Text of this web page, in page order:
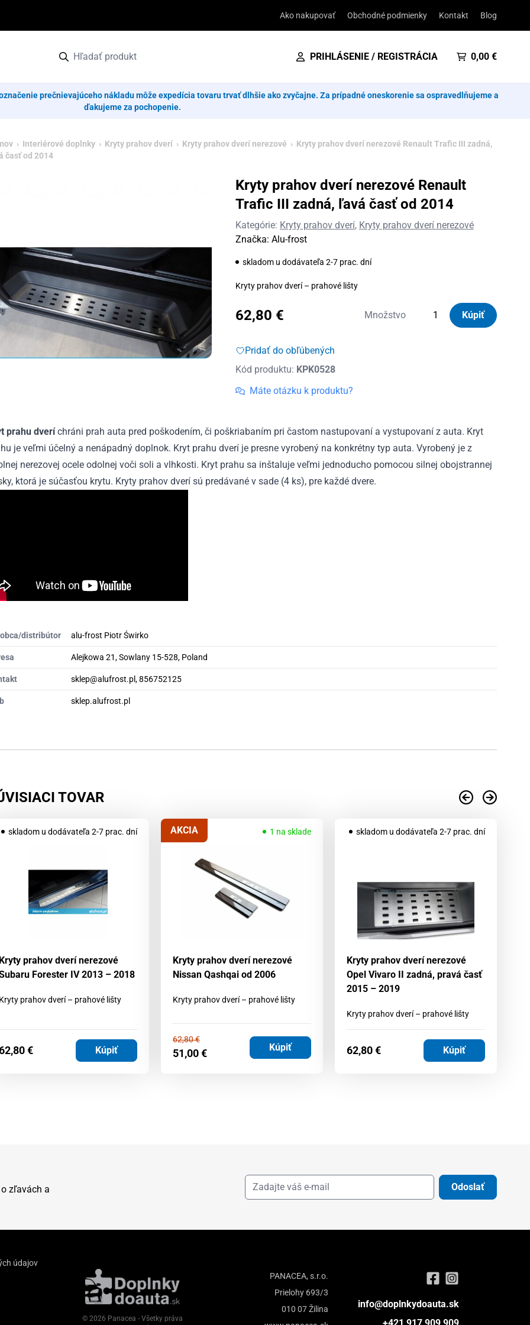
Ako nakupovať Obchodné podmienky Kontakt Blog
PRIHLÁSENIE / REGISTRÁCIA 0,00 €
prečnievajúceho nákladu môže expedícia tovaru trvať dlhšie ako zvyčajne. Za prípadné oneskorenie sa ospravedlňujeme a
ďakujeme za pochopenie.
› Interiérové doplnky › Kryty prahov dverí › Kryty prahov dverí nerezové › Kryty prahov dverí nerezové Renault Trafic III zadná,
časť od 2014
Kryty prahov dverí nerezové Renault
Trafic III zadná, ľavá časť od 2014
Kategórie: Kryty prahov dverí, Kryty prahov dverí nerezové
Značka: Alu-frost
skladom u dodávateľa 2-7 prac. dní
Kryty prahov dverí – prahové lišty
62,80 € Množstvo
množstvo
zadná,
ľavá
časť
od
2014
Kúpiť
Pridať do obľúbených
Kód produktu: KPK0528
Máte otázku k produktu?
prahu dveríchráni prah auta pred poškodením, či poškriabaním pri častom nastupovaní a vystupovaní z auta. Kryt
je veľmi účelný a nenápadný doplnok. Kryt prahu dverí je presne vyrobený na konkrétny typ auta. Vyrobený je z
nerezovej ocele odolnej voči soli a vlhkosti. Kryt prahu sa inštaluje veľmi jednoducho pomocou silnej obojstrannej
ktorá je súčasťou krytu. Kryty prahov dverí sú predávané v sade (4 ks), pre každé dvere.
distribútor alu-frost Piotr Świrko
Alejkowa 21, Sowlany 15-528, Poland
sklep@alufrost.pl, 856752125
sklep.alufrost.pl
TOVAR
skladom u dodávateľa 2-7 prac. dní
prahov dverí nerezové
Forester IV 2013 – 2018
prahov dverí – prahové lišty
€ Kúpiť
1 na sklade
AKCIA
Kryty prahov dverí nerezové
Nissan Qashqai od 2006
Kryty prahov dverí – prahové lišty
62,80€
51,00€ Kúpiť
skladom u dodávateľa 2-7 prac. dní
Kryty prahov dverí nerezové
Opel Vivaro II zadná, pravá časť
2015 – 2019
Kryty prahov dverí – prahové lišty
62,80€ Kúpiť
zľavách a Odoslať
údajov
PANACEA, s.r.o.
Prielohy 693/3
010 07 Žilina
info@doplnkydoauta.sk
© 2026 Panacea - Všetky práva